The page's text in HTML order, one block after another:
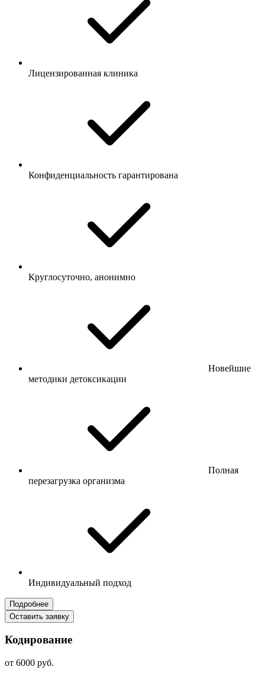
Лицензированная клиника
Конфиденциальность гарантирована
Круглосуточно, анонимно
Новейшие
методики детоксикации
Полная
перезагрузка организма
Индивидуальный подход
Подробнее
Оставить заявку
Кодирование
от 6000 руб.